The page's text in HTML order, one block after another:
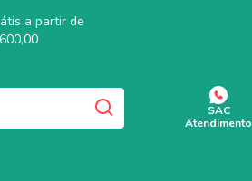
a partir de
SAC
Atendimento